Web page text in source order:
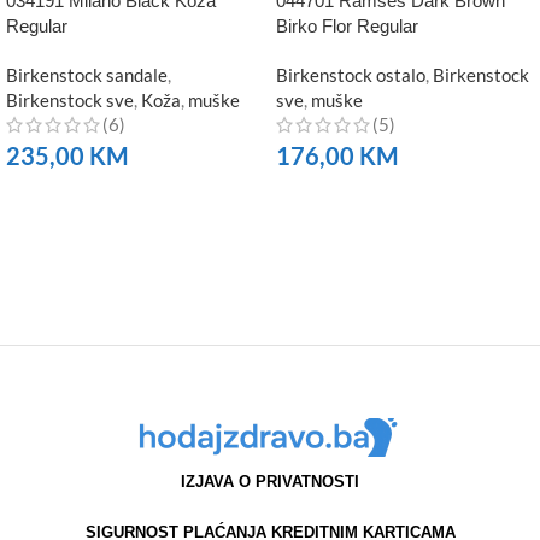
Regular
Birkenstock sandale
Birkenstock sve Koža muške
(6)
235,00 KM
Birko Flor Regular
Birkenstock ostalo Birkenstock
sve muške
(5)
176,00 KM
IZJAVA O PRIVATNOSTI
SIGURNOST PLAĆANJA KREDITNIM KARTICAMA